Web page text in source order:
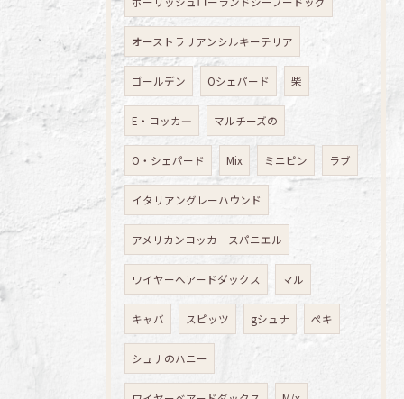
オーストラリアンシルキーテリア
ゴールデン Oシェパード 柴
E・コッカ― マルチーズの
O・シェパード Mix ミニピン ラブ
イタリアングレーハウンド
アメリカンコッカ―スパニエル
ワイヤーへアードダックス マル
キャバ スピッツ gシュナ ペキ
シュナのハニー